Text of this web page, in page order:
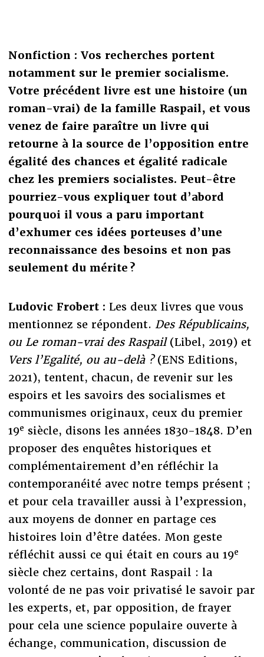
Nonfiction : Vos recherches portent
notamment sur le premier socialisme.
Votre précédent livre est une histoire (un
roman-vrai) de la famille Raspail, et vous
venez de faire paraître un livre qui
retourne à la source de l’opposition entre
égalité des chances et égalité radicale
chez les premiers socialistes. Peut-être
pourriez-vous expliquer tout d’abord
pourquoi il vous a paru important
d’exhumer ces idées porteuses d’une
reconnaissance des besoins et non pas
seulement du mérite ?
Ludovic Frobert : Les deux livres que vous
mentionnez se répondent. Des Républicains,
ou Le roman-vrai des Raspail(Libel, 2019) et
Vers l’Egalité, ou au-delà ?(ENS Editions,
2021), tentent, chacun, de revenir sur les
espoirs et les savoirs des socialismes et
communismes originaux, ceux du premier
19e siècle, disons les années 1830-1848. D’en
proposer des enquêtes historiques et
complémentairement d’en réfléchir la
contemporanéité avec notre temps présent ;
et pour cela travailler aussi à l’expression,
aux moyens de donner en partage ces
histoires loin d’être datées. Mon geste
réfléchit aussi ce qui était en cours au 19e
siècle chez certains, dont Raspail : la
volonté de ne pas voir privatisé le savoir par
les experts, et, par opposition, de frayer
pour cela une science populaire ouverte à
échange, communication, discussion de